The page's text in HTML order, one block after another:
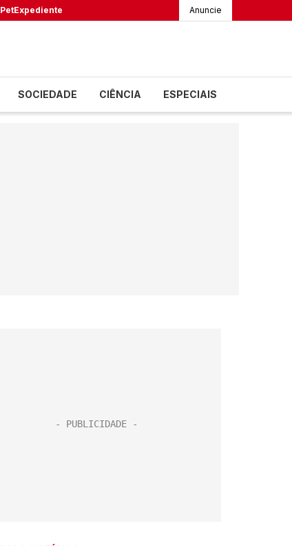
PetExpediente Anuncie
SOCIEDADE CIÊNCIA ESPECIAIS